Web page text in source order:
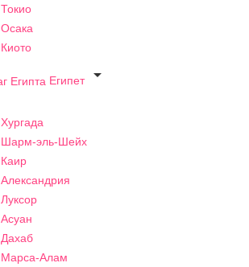
Токио
Осака
Киото
Египет

Хургада
Шарм-эль-Шейх
Каир
Александрия
Луксор
Асуан
Дахаб
Марса-Алам